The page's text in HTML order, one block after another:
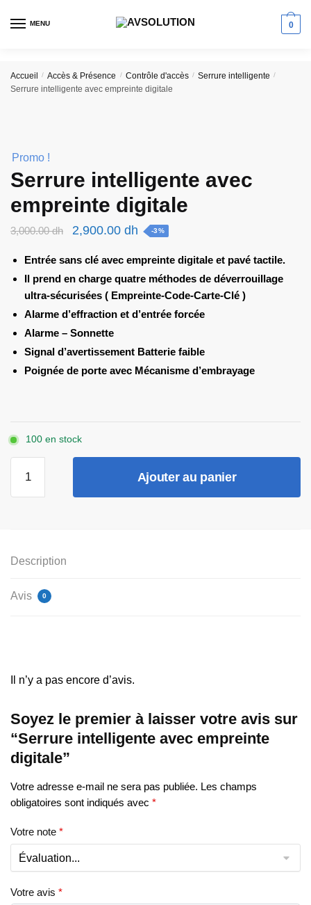
MENU 0
Accueil / Accès & Présence / Contrôle d'accès / Serrure intelligente /
Serrure intelligente avec empreinte digitale
Promo !
Serrure intelligente avec
empreinte digitale
3,000.00dh
Le
initial
était :
3,000.00 dh.
2,900.00 dh Le
actuel
est :
-3%
Entrée sans clé avec empreinte digitale et pavé tactile.
Il prend en charge quatre méthodes de déverrouillage
ultra-sécurisées ( Empreinte-Code-Carte-Clé )
Alarme d’effraction et d’entrée forcée
Alarme – Sonnette
Signal d’avertissement Batterie faible
Poignée de porte avec Mécanisme d’embrayage
100 en stock
Serrure
digitale
Ajouter au panier
Description
Avis 0
Il n’y a pas encore d’avis.
Soyez le premier à laisser votre avis sur
“Serrure intelligente avec empreinte
digitale”
Votre adresse e-mail ne sera pas publiée. Les champs
obligatoires sont indiqués avec *
Votre note *
Votre avis *